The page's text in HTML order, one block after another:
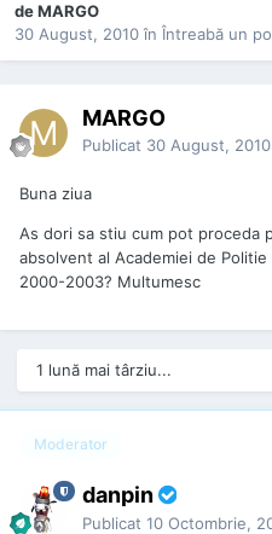
deMARGO
30 August, 2010 în Întreabă un
MARGO
Publicat 30 August, 2010
Buna ziua
As dori sa stiu cum pot proceda
absolvent al Academiei de
2000-2003? Multumesc
1 lună mai târziu...
Moderator
danpin
Publicat 10 Octombrie,